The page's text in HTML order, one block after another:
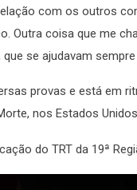
com os outros
Outra coisa que me
se ajudavam
provas e está em
nos Estados
do TRT da 19ª